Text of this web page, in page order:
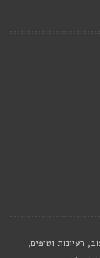
רעיונות וטיפים,